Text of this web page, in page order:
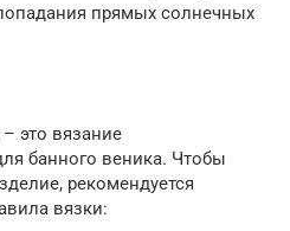
прямых солнечных
это вязание
банного веника. Чтобы
рекомендуется
вязки: